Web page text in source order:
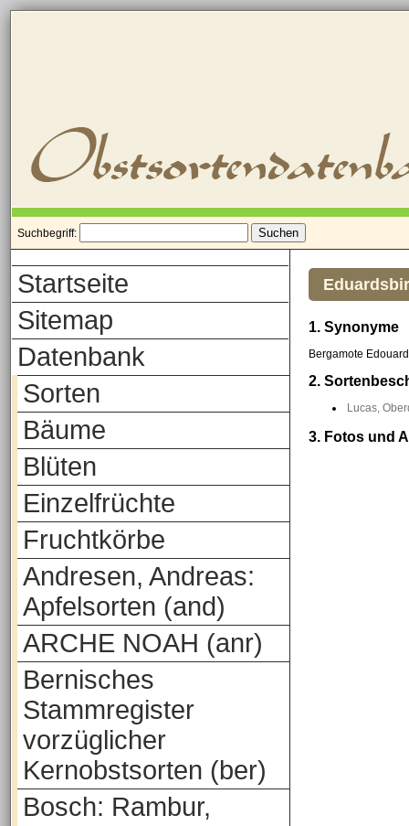
Suchbegriff:
Startseite
Sitemap
Datenbank
Sorten
Bäume
Blüten
Einzelfrüchte
Fruchtkörbe
Andresen, Andreas:
Apfelsorten (and)
ARCHE NOAH (anr)
Bernisches
Stammregister
vorzüglicher
Kernobstsorten (ber)
Bosch: Rambur,
1. Synonyme
Bergamote
2.
Lucas,
3. Fotos und